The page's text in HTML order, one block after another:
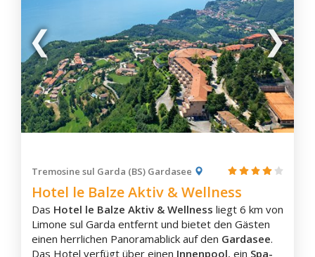
Gardone Riviera
Gravedona
Grosio
Inverigo
Iseo
Lecco
Livigno
Livo
Lodi
Lodi Vecchio
Tremosine sul Garda (BS) Gardasee
Hotel le Balze Aktiv & Wellness
Das Hotel le Balze Aktiv & Wellness liegt 6 km von
Limone sul Garda entfernt und bietet den Gästen
einen herrlichen Panoramablick auf den Gardasee.
Das Hotel verfügt über einen Innenpool, ein Spa-